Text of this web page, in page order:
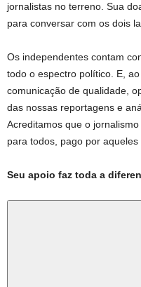
jornalistas no terreno. Sua
para conversar com os dois
Os independentes contam
todo o espectro político. E,
comunicação de qualidade,
das nossas reportagens e
Acreditamos que o
para todos, pago por aqueles
Seu apoio faz toda a